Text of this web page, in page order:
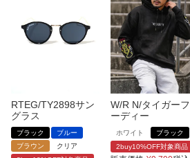
RTEG/TY2898サン
グラス
ブラック
ブルー
ブラウン
クリア
W/R N/タイガーフ
ーディー
ホワイト
ブラック
2buy10%OFF対象商品